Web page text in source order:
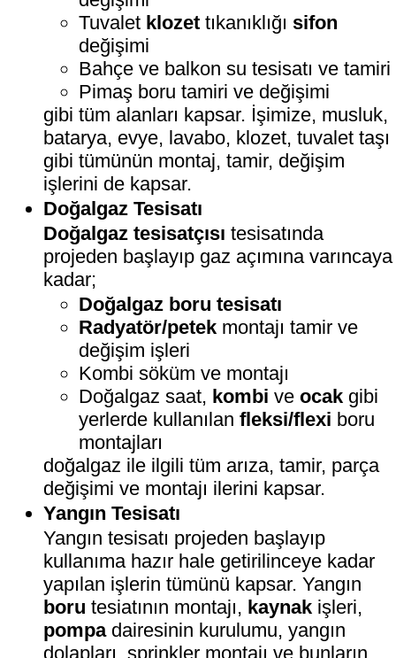
Tuvalet klozet tıkanıklığı sifon
değişimi
Bahçe ve balkon su tesisatı ve tamiri
Pimaş boru tamiri ve değişimi
gibi tüm alanları kapsar. İşimize, musluk,
batarya, evye, lavabo, klozet, tuvalet taşı
gibi tümünün montaj, tamir, değişim
işlerini de kapsar.
Doğalgaz Tesisatı
Doğalgaz tesisatçısı tesisatında
projeden başlayıp gaz açımına varıncaya
kadar;
Doğalgaz boru tesisatı
Radyatör/petek montajı tamir ve
değişim işleri
Kombi söküm ve montajı
Doğalgaz saat, kombi veocak gibi
yerlerde kullanılanfleksi/flexi boru
montajları
doğalgaz ile ilgili tüm arıza, tamir, parça
değişimi ve montajı ilerini kapsar.
Yangın Tesisatı
Yangın tesisatı projeden başlayıp
kullanıma hazır hale getirilinceye kadar
yapılan işlerin tümünü kapsar. Yangın
boru tesiatının montajı, kaynak işleri,
pompadairesinin kurulumu, yangın
dolapları, sprinkler montajı ve bunların